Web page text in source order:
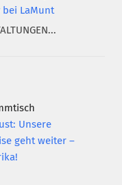
bei LaMunt
Unsere
geht weiter –